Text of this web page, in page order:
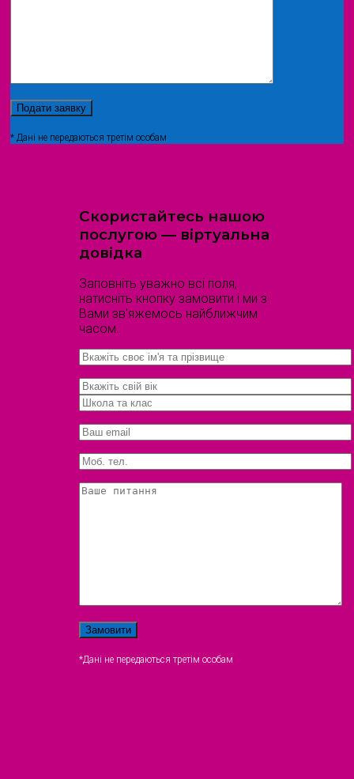
* Дані не передаються третім особам
Скористайтесь нашою
послугою — віртуальна
довідка
Заповніть уважно всі поля,
натисніть кнопку замовити і ми з
Вами зв'яжемось найближчим
часом.
*Дані не передаються третім особам